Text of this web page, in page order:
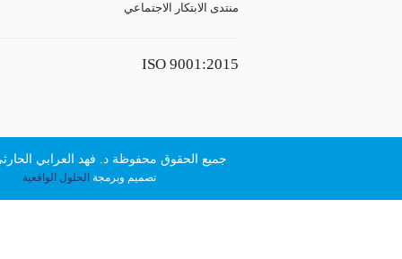
منتدى الابتكار الاجتماعي
ISO 9001:2015
جميع الحقوق محفوظة د. فهد العرابي الحارثي
تصميم وبرمجة الحلول الواقعية